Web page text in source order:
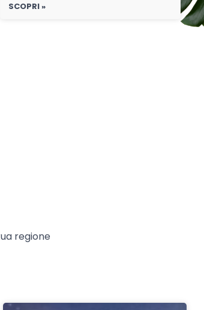
SCOPRI »
regione